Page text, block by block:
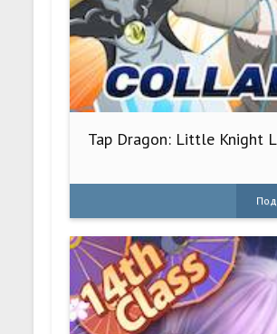
Tap Dragon: Little Knight